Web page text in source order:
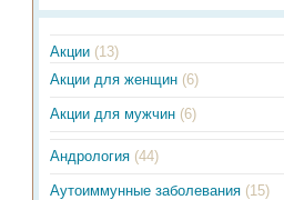
Акции (13)
Акции для женщин (6)
Акции для мужчин (6)
Андрология (44)
Аутоиммунные заболевания (15)